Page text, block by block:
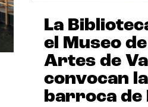
La
el Museo
Artes de
convocan
barroca de